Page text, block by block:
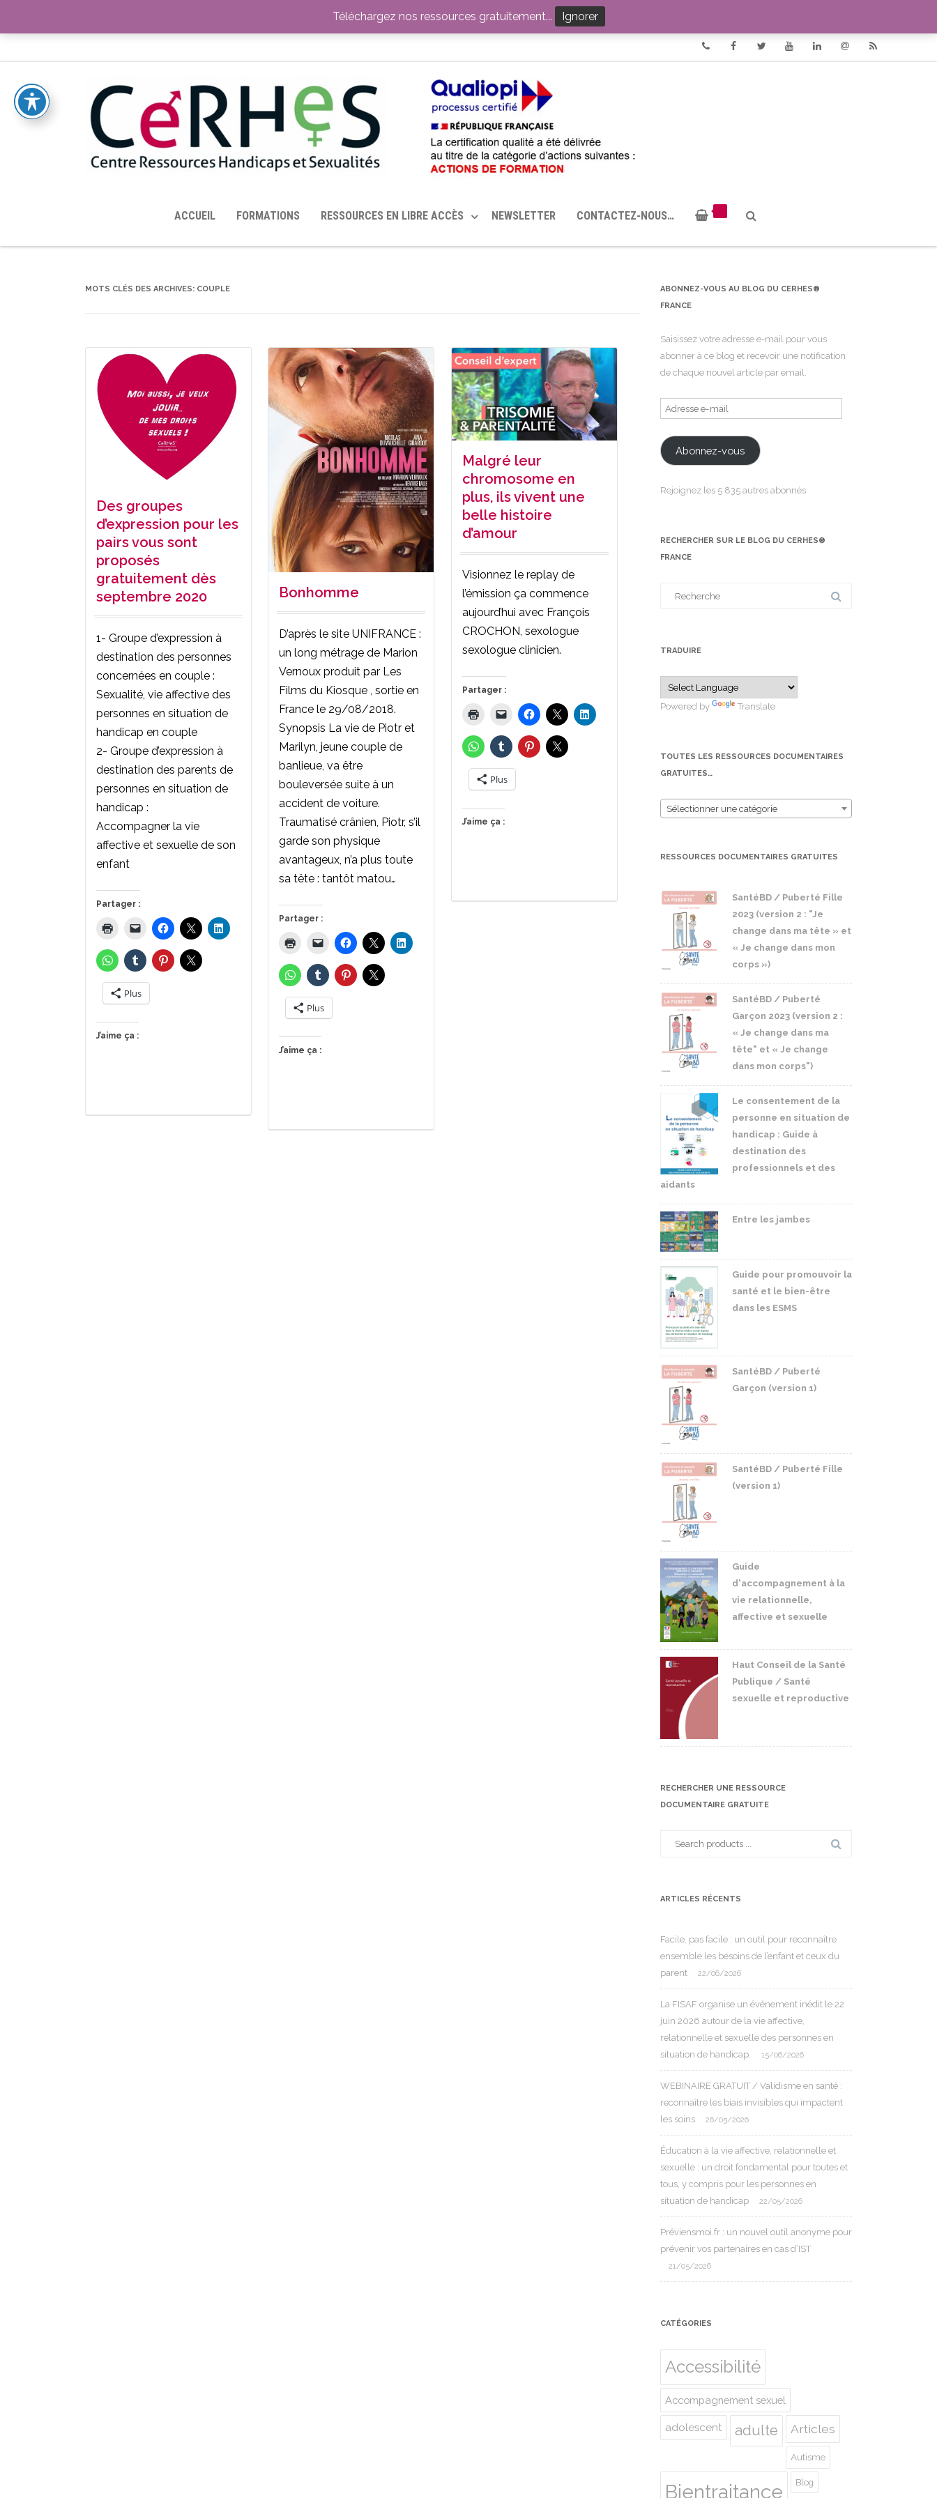
TOUTES LES RESSOURCES MISES À DISPOSITION PAR LE CERHES® FRANCE OUTILS EN SANTÉ SEXUELLE
ACCUEIL FORMATIONS RESSOURCES EN LIBRE ACCÈS NEWSLETTER CONTACTEZ-NOUS…
MOTS CLÉS DES ARCHIVES: COUPLE
Des groupes
d’expression pour les
pairs vous sont
proposés
gratuitement dès
septembre 2020
1- Groupe d’expression à
destination des personnes
concernées en couple :
Sexualité, vie affective des
personnes en situation de
handicap en couple
2- Groupe d’expression à
destination des parents de
personnes en situation de
handicap :
Accompagner la vie
affective et sexuelle de son
enfant
Partager :
Plus
J’aime ça :
Bonhomme
D’après le site UNIFRANCE :
un long métrage de Marion
Vernoux produit par Les
Films du Kiosque , sortie en
France le 29/08/2018.
Synopsis La vie de Piotr et
Marilyn, jeune couple de
banlieue, va être
bouleversée suite à un
accident de voiture.
Traumatisé crânien, Piotr, s’il
garde son physique
avantageux, n’a plus toute
sa tête : tantôt matou…
Partager :
Plus
J’aime ça :
Malgré leur
chromosome en
plus, ils vivent une
belle histoire
d’amour
Visionnez le replay de
l’émission ça commence
aujourd’hui avec François
CROCHON, sexologue
sexologue clinicien.
Partager :
Plus
J’aime ça :
ABONNEZ-VOUS AU BLOG DU CERHES®
FRANCE
Saisissez votre adresse e-mail pour vous
abonner à ce blog et recevoir une notification
de chaque nouvel article par email.
Adresse
e-
mail
Abonnez-vous
Rejoignez les 5 835 autres abonnés
RECHERCHER SUR LE BLOG DU CERHES®
FRANCE
TRADUIRE
Powered by Translate
TOUTES LES RESSOURCES DOCUMENTAIRES
GRATUITES…
Sélectionner une catégorie
RESSOURCES DOCUMENTAIRES GRATUITES
SantéBD / Puberté Fille
2023 (version 2 : "Je
change dans ma tête » et
« Je change dans mon
corps »)
SantéBD / Puberté
Garçon 2023 (version 2 :
« Je change dans ma
tête" et « Je change
dans mon corps")
Le consentement de la
personne en situation de
handicap : Guide à
destination des
professionnels et des
aidants
Entre les jambes
Guide pour promouvoir la
santé et le bien-être
dans les ESMS
SantéBD / Puberté
Garçon (version 1)
SantéBD / Puberté Fille
(version 1)
Guide
d'accompagnement à la
vie relationnelle,
affective et sexuelle
Haut Conseil de la Santé
Publique / Santé
sexuelle et reproductive
RECHERCHER UNE RESSOURCE
DOCUMENTAIRE GRATUITE
ARTICLES RÉCENTS
Facile, pas facile : un outil pour reconnaître
ensemble les besoins de l’enfant et ceux du
parent
22/06/2026
La FISAF organise un événement inédit le 22
juin 2026 autour de la vie affective,
relationnelle et sexuelle des personnes en
situation de handicap.
15/06/2026
WEBINAIRE GRATUIT / Validisme en santé :
reconnaître les biais invisibles qui impactent
les soins
26/05/2026
Éducation à la vie affective, relationnelle et
sexuelle : un droit fondamental pour toutes et
tous, y compris pour les personnes en
situation de handicap
22/05/2026
Préviensmoi.fr : un nouvel outil anonyme pour
prévenir vos partenaires en cas d’IST
21/05/2026
CATÉGORIES
Accessibilité
Accompagnement sexuel
adolescent adulte Articles
Autisme
Bientraitance Blog
Téléchargez nos ressources gratuitement... Ignorer